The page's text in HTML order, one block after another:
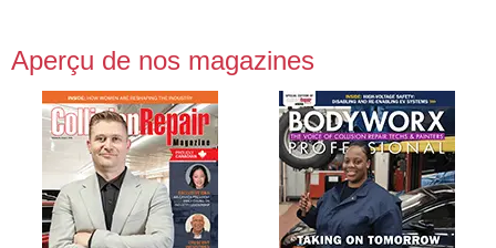
Aperçu de nos magazines